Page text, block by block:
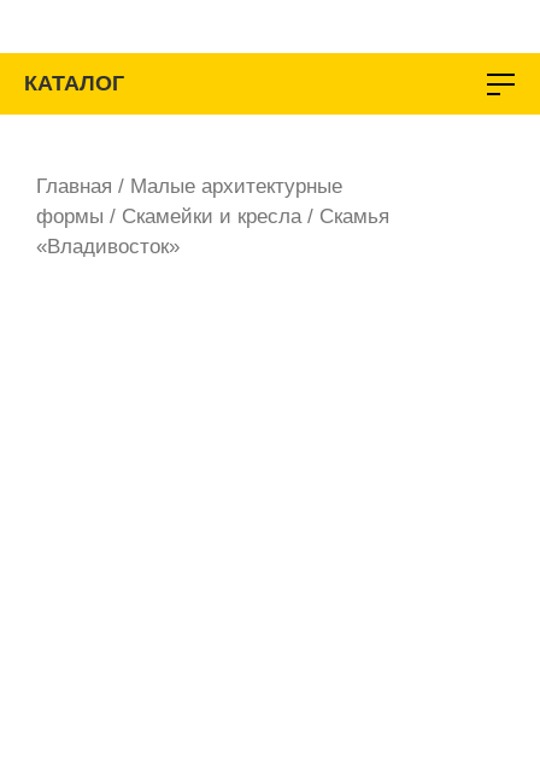
содержимому
КАТАЛОГ
Главная / Малые архитектурные
формы / Скамейки и кресла/ Скамья
«Владивосток»